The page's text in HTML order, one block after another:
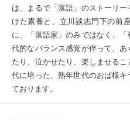
は、まるで「落語」のストーリ
けた素養と、立川談志門下の前
に、「落語家」のみではなく、
代的なバランス感覚が伴って、
たり、泣かせたり、楽しませる
代に培った、熟年世代のおば様
ております。